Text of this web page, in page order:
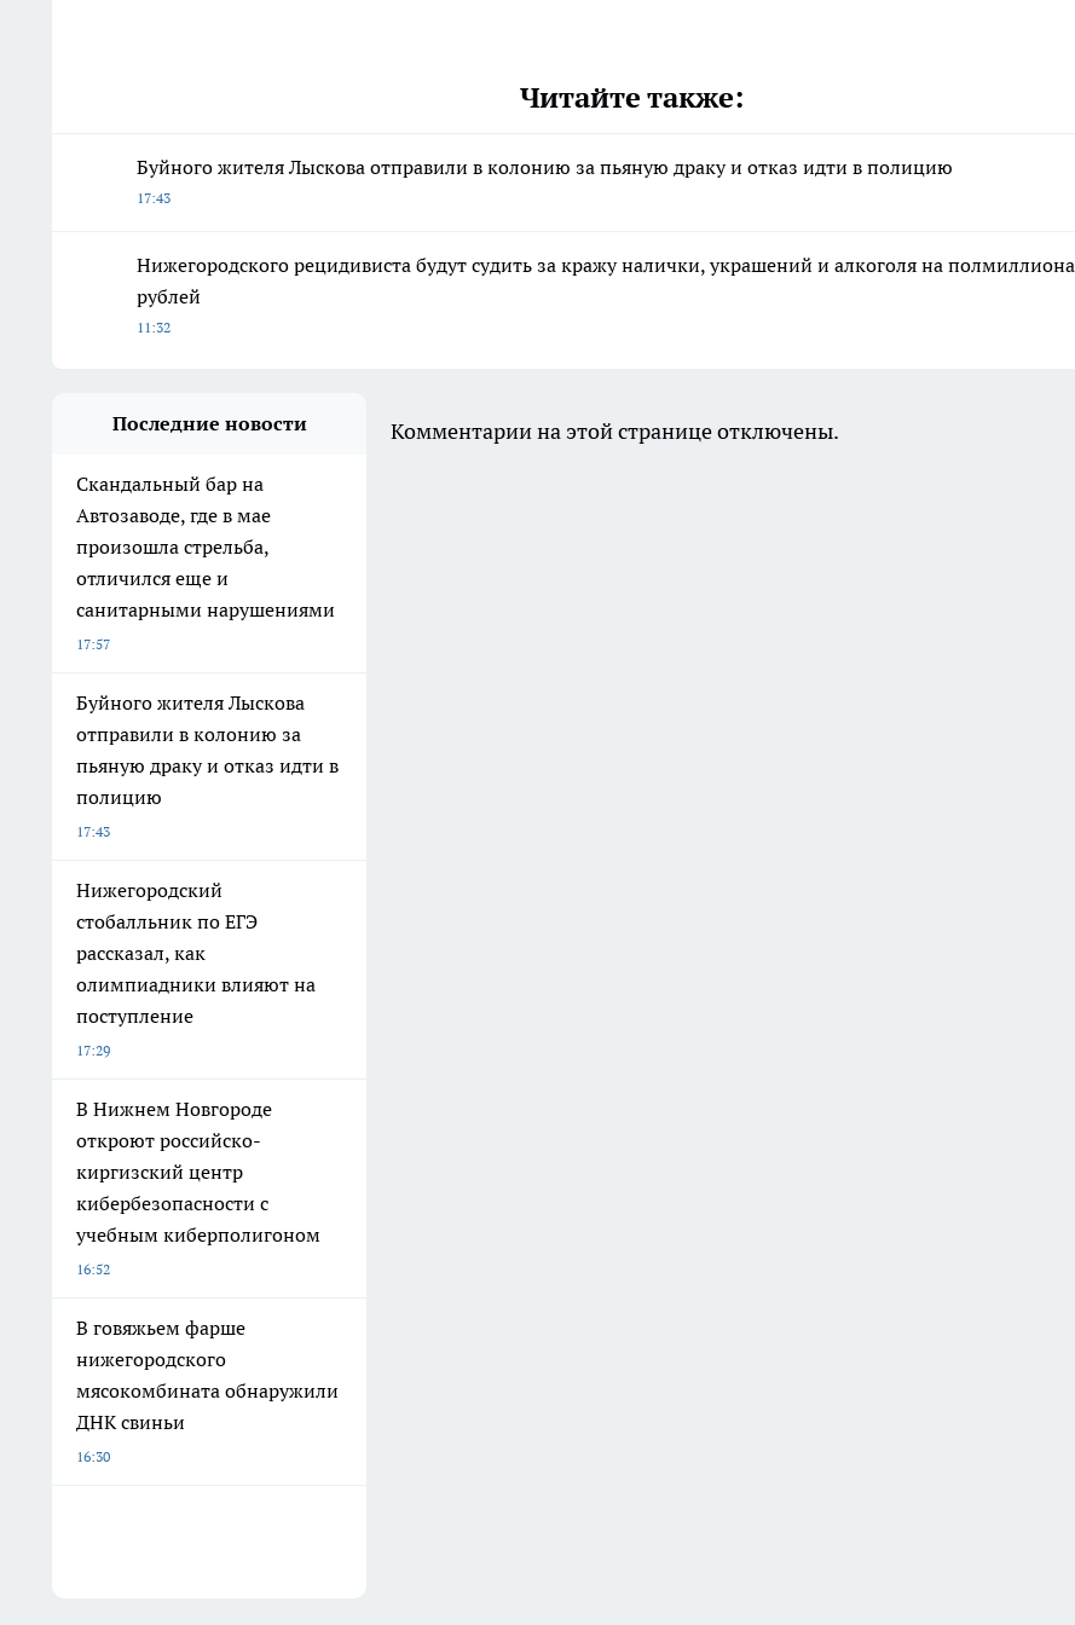
Читайте также:
Буйного жителя Лыскова отправили в колонию за пьяную драку и отказ идти в полицию
17:43
Нижегородского рецидивиста будут судить за кражу налички, украшений и алкоголя на полмиллиона
рублей
11:32
Последние новости
Скандальный бар на
Автозаводе, где в мае
произошла стрельба,
отличился еще и
санитарными нарушениями
17:57
Буйного жителя Лыскова
отправили в колонию за
пьяную драку и отказ идти в
полицию
17:43
Нижегородский
стобалльник по ЕГЭ
рассказал, как
олимпиадники влияют на
поступление
17:29
В Нижнем Новгороде
откроют российско-
киргизский центр
кибербезопасности с
учебным киберполигоном
16:52
В говяжьем фарше
нижегородского
мясокомбината обнаружили
ДНК свиньи
16:30
Комментарии на этой странице отключены.